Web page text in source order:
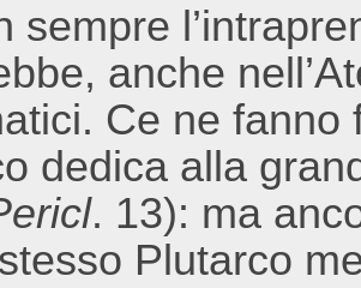
sempre
anche
Ce ne fanno
dedica alla
. 13): ma
Plutarco